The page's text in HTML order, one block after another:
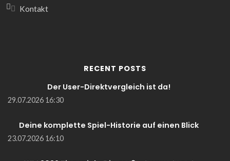
Kontakt
RECENT POSTS
Der User-Direktvergleich ist da!
29.07.2026 16:30
Deine komplette Spiel-Historie auf einen Blick
23.07.2026 16:10